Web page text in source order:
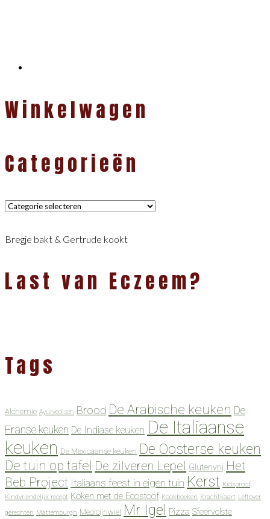
Winkelwagen
Categorieën
Categorieën
Bregje bakt & Gertrude kookt
Last van Eczeem?
Tags
Alchemie Ayurvedisch Brood De Arabische keuken De
Franse keuken De Indiase keuken De Italiaanse
keuken De Mexicaanse keuken De Oosterse keuken
De tuin op tafel De zilveren Lepel Glutenvrij Het
Beb Project Italiaans feest in eigen tuin Kerst Kidsproof
Kindvriendelijk recept Koken met de Ecostoof Kookboeken Krachtkaart Leftover
gerechten Mattemburgh Medicijnwiel Mr Igel Pizza Sfeervolste